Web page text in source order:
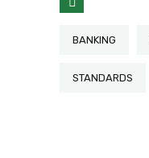
BANKING
STANDARDS